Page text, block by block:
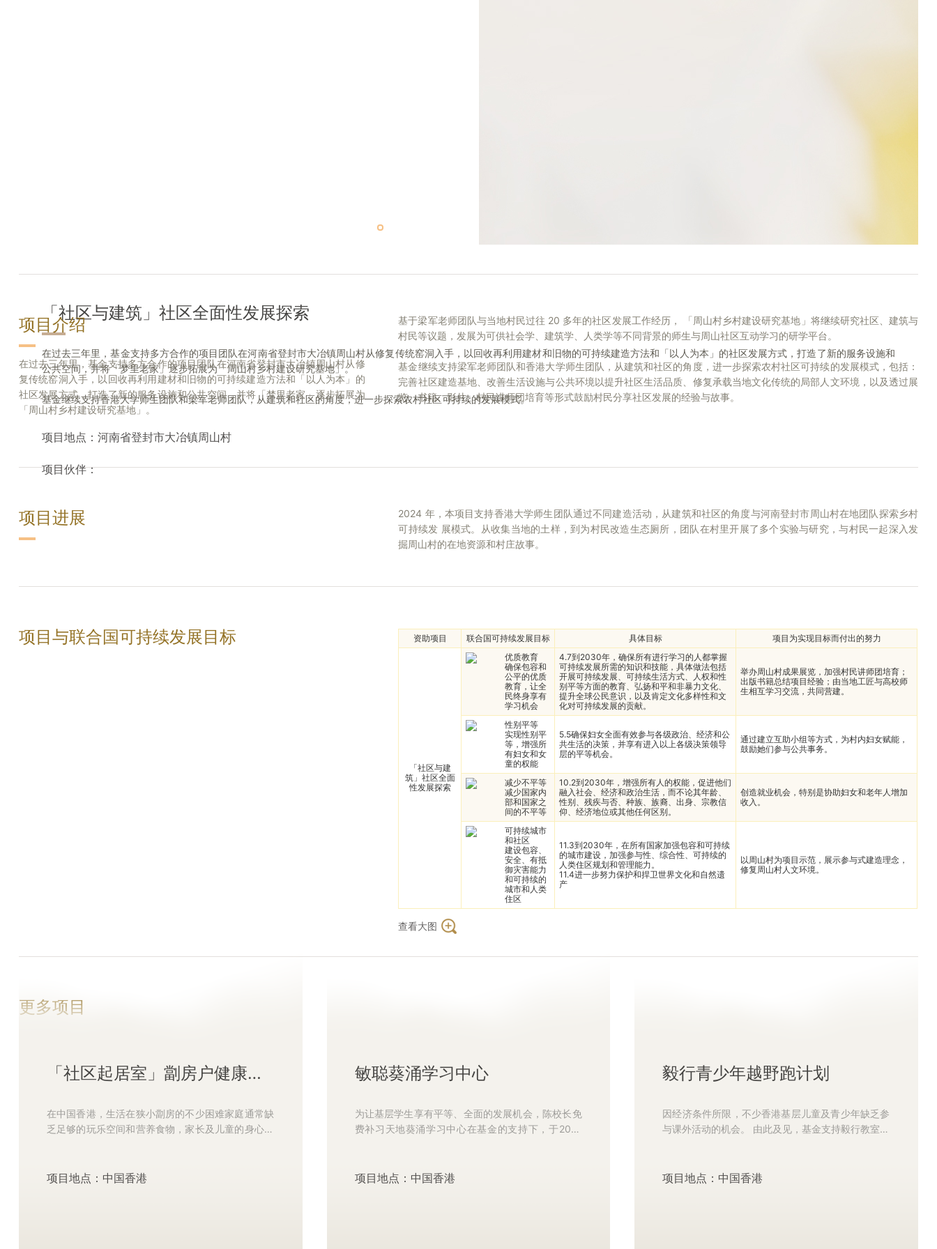
「社区与建筑」社区全面性发展探索
在过去三年里，基金支持多方合作的项目团队在河南省登封市大冶镇周山村从修复传统窑洞入手，以回收再利用建材和旧物的可持续建造方法和「以人为本」的社区发展方式，打造了新的服务设施和
公共空间，并将「梦里老家」逐步拓展为「周山村乡村建设研究基地」。
基金继续支持香港大学师生团队和梁军老师团队，从建筑和社区的角度，进一步探索农村社区可持续的发展模式。
项目地点：河南省登封市大冶镇周山村
项目伙伴：
项目介绍
在过去三年里，基金支持多方合作的项目团队在河南省登封市大冶镇周山村从修
复传统窑洞入手，以回收再利用建材和旧物的可持续建造方法和「以人为本」的
社区发展方式，打造了新的服务设施和公共空间，并将「梦里老家」逐步拓展为
「周山村乡村建设研究基地」。
基于梁军老师团队与当地村民过往 20 多年的社区发展工作经历， 「周山村乡村建设研究基地」将继续研究社区、建筑与
村民等议题，发展为可供社会学、建筑学、人类学等不同背景的师生与周山社区互动学习的研学平台。
基金继续支持梁军老师团队和香港大学师生团队，从建筑和社区的角度，进一步探索农村社区可持续的发展模式，包括：
完善社区建造基地、改善生活设施与公共环境以提升社区生活品质、修复承载当地文化传统的局部人文环境，以及透过展
览、书籍、影片、村民讲师团培育等形式鼓励村民分享社区发展的经验与故事。
项目进展
2024 年，本项目支持香港大学师生团队通过不同建造活动，从建筑和社区的角度与河南登封市周山村在地团队探索乡村
可持续发 展模式。从收集当地的土样，到为村民改造生态厕所，团队在村里开展了多个实验与研究，与村民一起深入发
掘周山村的在地资源和村庄故事。
项目与联合国可持续发展目标 资助项目 联合国可持续发展目标 具体目标 项目为实现目标而付出的努力
「社区与建
筑」社区全面
性发展探索
优质教育
确保包容和
公平的优质
教育，让全
民终身享有
学习机会
4.7到2030年，确保所有进行学习的人都掌握
可持续发展所需的知识和技能，具体做法包括
开展可持续发展、可持续生活方式、人权和性
别平等方面的教育、弘扬和平和非暴力文化、
提升全球公民意识，以及肯定文化多样性和文
化对可持续发展的贡献。
举办周山村成果展览，加强村民讲师团培育；
出版书籍总结项目经验；由当地工匠与高校师
生相互学习交流，共同营建。
性别平等
实现性别平
等，增强所
有妇女和女
童的权能
5.5确保妇女全面有效参与各级政治、经济和公
共生活的决策，并享有进入以上各级决策领导
层的平等机会。
通过建立互助小组等方式，为村内妇女赋能，
鼓励她们参与公共事务。
减少不平等
减少国家内
部和国家之
间的不平等
10.2到2030年，增强所有人的权能，促进他们
融入社会、经济和政治生活，而不论其年龄、
性别、残疾与否、种族、族裔、出身、宗教信
仰、经济地位或其他任何区别。
创造就业机会，特别是协助妇女和老年人增加
收入。
可持续城市
和社区
建设包容、
安全、有抵
御灾害能力
和可持续的
城市和人类
住区
11.3到2030年，在所有国家加强包容和可持续
的城市建设，加强参与性、综合性、可持续的
人类住区规划和管理能力。
11.4进一步努力保护和捍卫世界文化和自然遗
产
以周山村为项目示范，展示参与式建造理念，
修复周山村人文环境。
查看大图
更多项目
「社区起居室」劏房户健康生活有营儿童支持计划
在中国香港，生活在狭小劏房的不少困难家庭通常缺
乏足够的玩乐空间和营养食物，家长及儿童的身心健
项目地点：中国香港
敏聪葵涌学习中心
为让基层学生享有平等、全面的发展机会，陈校长免
费补习天地葵涌学习中心在基金的支持下，于2022
项目地点：中国香港
毅行青少年越野跑计划
因经济条件所限，不少香港基层儿童及青少年缺乏参
与课外活动的机会。 由此及见，基金支持毅行教室从
项目地点：中国香港